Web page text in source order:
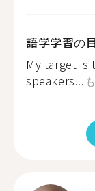
語学学習の
My target
speakers...